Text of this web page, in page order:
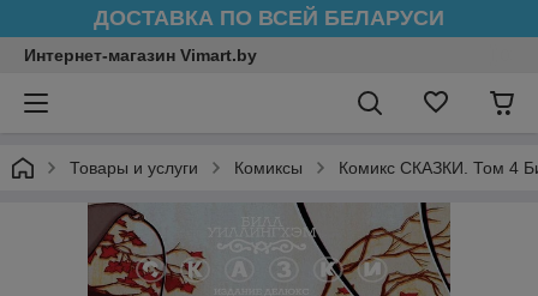
ДОСТАВКА ПО ВСЕЙ БЕЛАРУСИ
Интернет-магазин Vimart.by
Товары и услуги Комиксы Комикс СКАЗКИ. Том 4